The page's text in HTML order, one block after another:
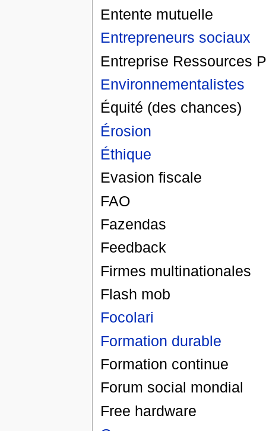
Entente mutuelle
Entrepreneurs sociaux
Entreprise Ressources
Environnementalistes
Équité (des chances)
Érosion
Éthique
Evasion fiscale
FAO
Fazendas
Feedback
Firmes multinationales
Flash mob
Focolari
Formation durable
Formation continue
Forum social mondial
Free hardware